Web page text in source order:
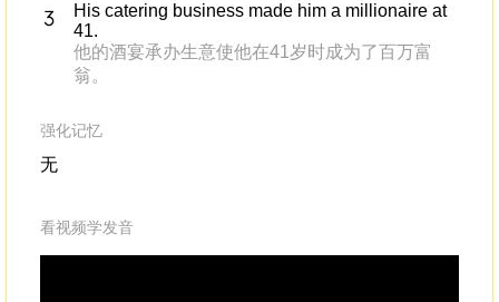
His catering business made him a millionaire at
41.
他的酒宴承办生意使他在41岁时成为了百万富
翁。
强化记忆
无
看视频学发音